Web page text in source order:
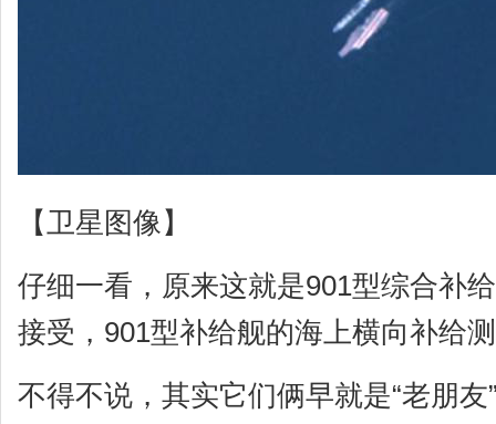
【卫星图像】
仔细一看，原来这就是901型综合补
接受，901型补给舰的海上横向补给
不得不说，其实它们俩早就是“老朋